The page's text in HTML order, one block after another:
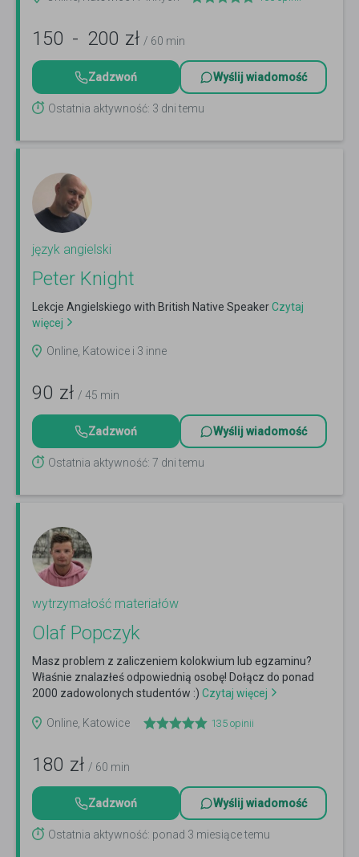
150 - 200 zł / 60 min
Zadzwoń Wyślij wiadomość
Ostatnia aktywność: 3 dni temu
język angielski
Peter Knight
Lekcje Angielskiego with British Native SpeakerCzytaj
więcej
Online, Katowice i 3 inne
90 zł / 45 min
Zadzwoń Wyślij wiadomość
Ostatnia aktywność: 7 dni temu
wytrzymałość materiałów
Olaf Popczyk
Masz problem z zaliczeniem kolokwium lub egzaminu?
Właśnie znalazłeś odpowiednią osobę! Dołącz do ponad
2000 zadowolonych studentów :) Czytaj więcej
Online, Katowice 135 opinii
180 zł / 60 min
Zadzwoń Wyślij wiadomość
Ostatnia aktywność: ponad 3 miesiące temu